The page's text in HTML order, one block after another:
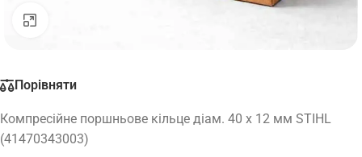
Порівняти
Компресійне поршньове кільце діам. 40 х 12 мм STIHL
(41470343003)